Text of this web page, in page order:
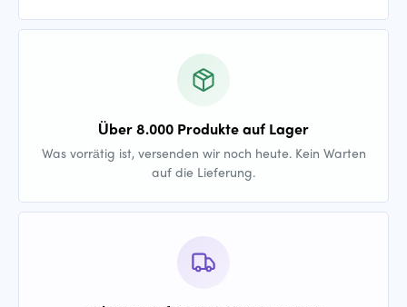
Über 8.000 Produkte auf Lager
Was vorrätig ist, versenden wir noch heute. Kein Warten
auf die Lieferung.